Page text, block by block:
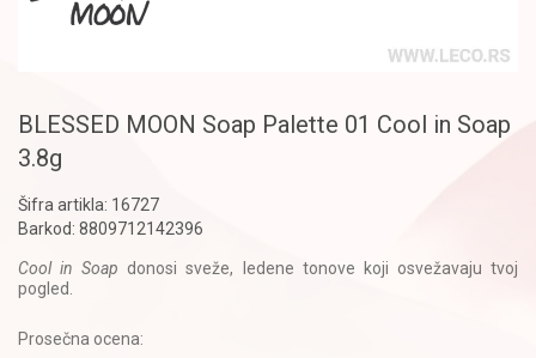
BLESSED MOON Soap Palette 01 Cool in Soap
3.8g
Šifra artikla: 16727
Barkod: 8809712142396
Cool in Soap donosi sveže, ledene tonove koji osvežavaju tvoj
pogled.
Prosečna ocena: